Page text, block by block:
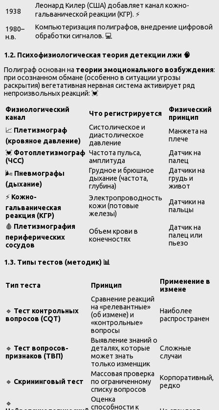
1938
Леонард Килер (США) добавляет канал кожно-
гальванической реакции (КГР). ⚡
1980–
н.в.
Компьютеризация полиграфов, внедрение цифровой
обработки сигналов. 💻
1.2. Психофизиологическая теория детекции лжи 🧠
Полиграф основан на теории эмоционального возбуждения:
при осознанном обмане (особенно в ситуации угрозы
раскрытия) вегетативная нервная система активирует ряд
непроизвольных реакций: 💓
Физиологический
канал
Что регистрируется
Физический
принцип
📈 Плетизмограф
(кровяное давление)
Систолическое и
диастолическое
давление
Манжета на
плече
💓 Фотоплетизмограф
(ЧСС)
Частота пульса,
амплитуда
Датчик на
палец
🌬️ Пневмографы
(дыхание)
Грудное и брюшное
дыхание (частота,
глубина)
Датчики на
грудь и
живот
⚡ Кожно-
гальваническая
реакция (КГР)
Электропроводность
кожи (потовые
железы)
Датчики на
пальцы
🩸 Плетизмография
периферических
сосудов
Объем крови в
конечностях
Датчик на
палец или
пьезо
1.3. Типы тестов (методик) 📊
Тип теста Принцип
Применение в
измене
🔹 Тест контрольных
вопросов (CQT)
Сравнение реакций
на «релевантные»
(об измене) и
«контрольные»
вопросы
Наиболее
распространен
🔹 Тест вопросов-
признаков (ТВП)
Выявление знаний о
деталях, которые
может знать
только изменщик
Сложные
случаи
🔹 Скрининговый тест
Массовая проверка
по ограниченному
списку вопросов
Корпоративный,
редко
🔹
Оценка
способности к